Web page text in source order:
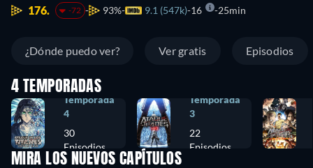
176.
-72 93% 9.1 (547k) 16 25min
¿Dónde puedo ver? Ver gratis Episodios
4 TEMPORADAS
Temporada
4
30
Episodios
Temporada
3
22
Episodios
MIRA LOS NUEVOS CAPÍTULOS